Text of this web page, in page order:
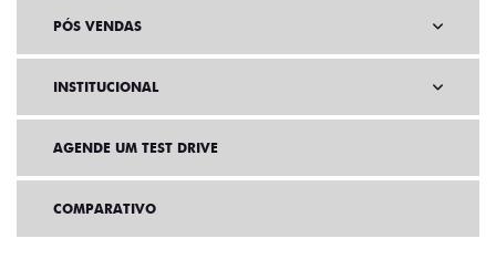
PÓS VENDAS
INSTITUCIONAL
AGENDE UM TEST DRIVE
COMPARATIVO